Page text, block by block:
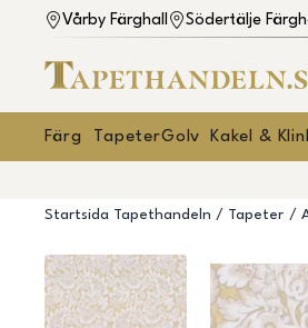
Vårby Färghall Södertälje
Färg TapeterGolv Kakel &
Startsida Tapethandeln Tapeter